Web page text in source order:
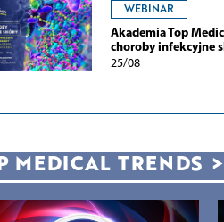
WEBINAR
Akademia Top
choroby infekcyjne
25/08
MEDICAL TRENDS >